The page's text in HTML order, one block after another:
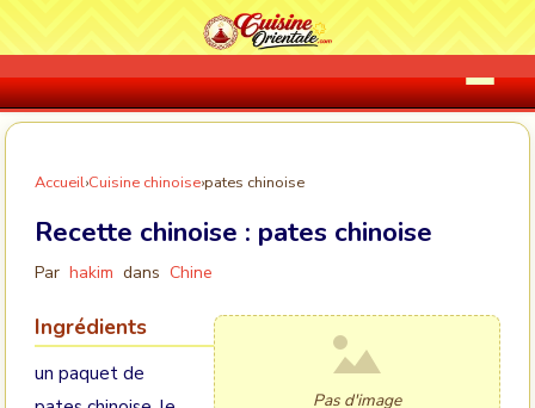
Accueil›Cuisine chinoise›pates chinoise
Recette chinoise : pates chinoise
Par hakim dans Chine
Pas d'image
Ingrédients
un paquet de